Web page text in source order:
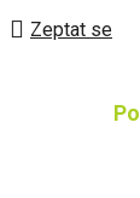
Zeptat se